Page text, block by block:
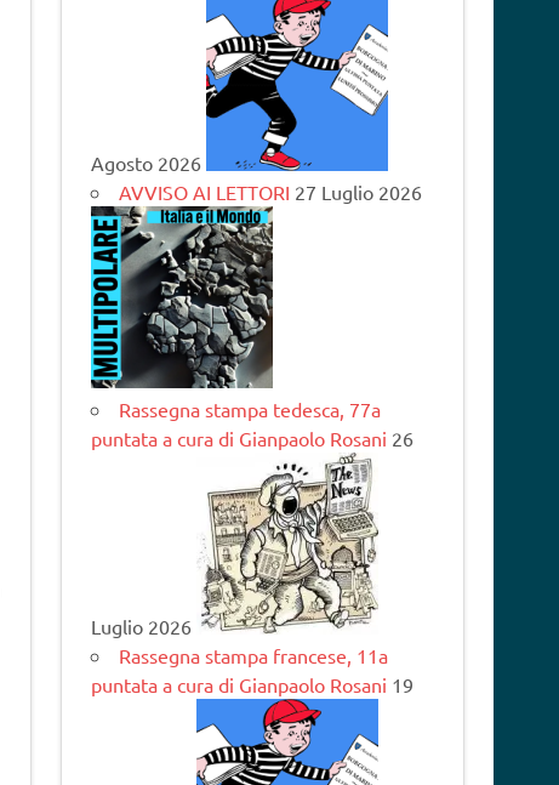
Agosto 2026
AVVISO AI LETTORI 27 Luglio 2026
Rassegna stampa tedesca, 77a
puntata a cura di Gianpaolo Rosani 26
Luglio 2026
Rassegna stampa francese, 11a
puntata a cura di Gianpaolo Rosani 19